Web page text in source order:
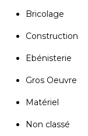
Bricolage
Construction
Ebénisterie
Gros Oeuvre
Matériel
Non classé